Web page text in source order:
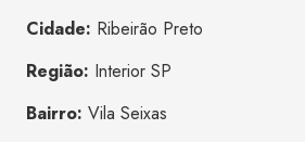
Cidade: Ribeirão Preto
Região: Interior SP
Bairro: Vila Seixas